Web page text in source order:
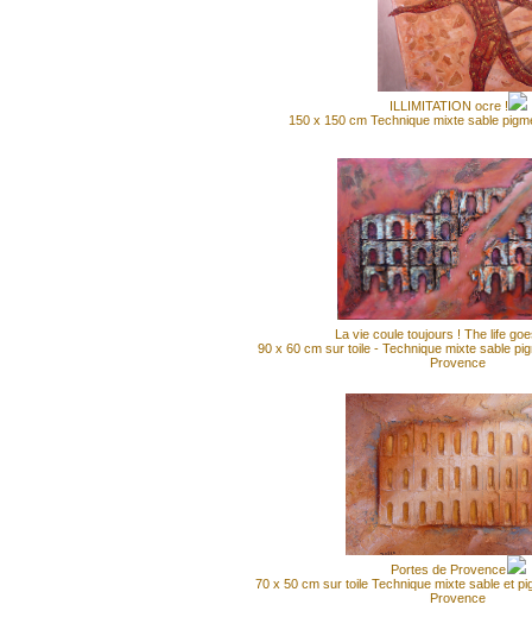
ILLIMITATION ocre !
150 x 150 cm Technique mixte sable
La vie coule toujours ! The life
90 x 60 cm sur toile - Technique mixte sable
Provence
Portes de Provence
70 x 50 cm sur toile Technique mixte sable et
Provence